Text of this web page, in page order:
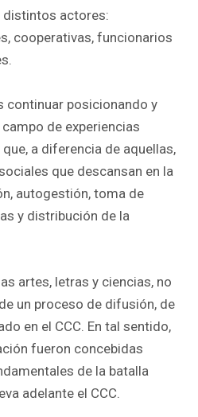
distintos actores:
cooperativas, funcionarios
continuar posicionando y
de experiencias
a diferencia de aquellas,
que descansan en la
autogestión, toma de
y distribución de la
artes, letras y ciencias, no
un proceso de difusión, de
en el CCC. En tal sentido,
fueron concebidas
de la batalla
adelante el CCC.